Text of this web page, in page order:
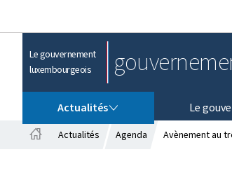
Le gouvernement
luxembourgeois
Actualités Le
Actualités Agenda Avènement au